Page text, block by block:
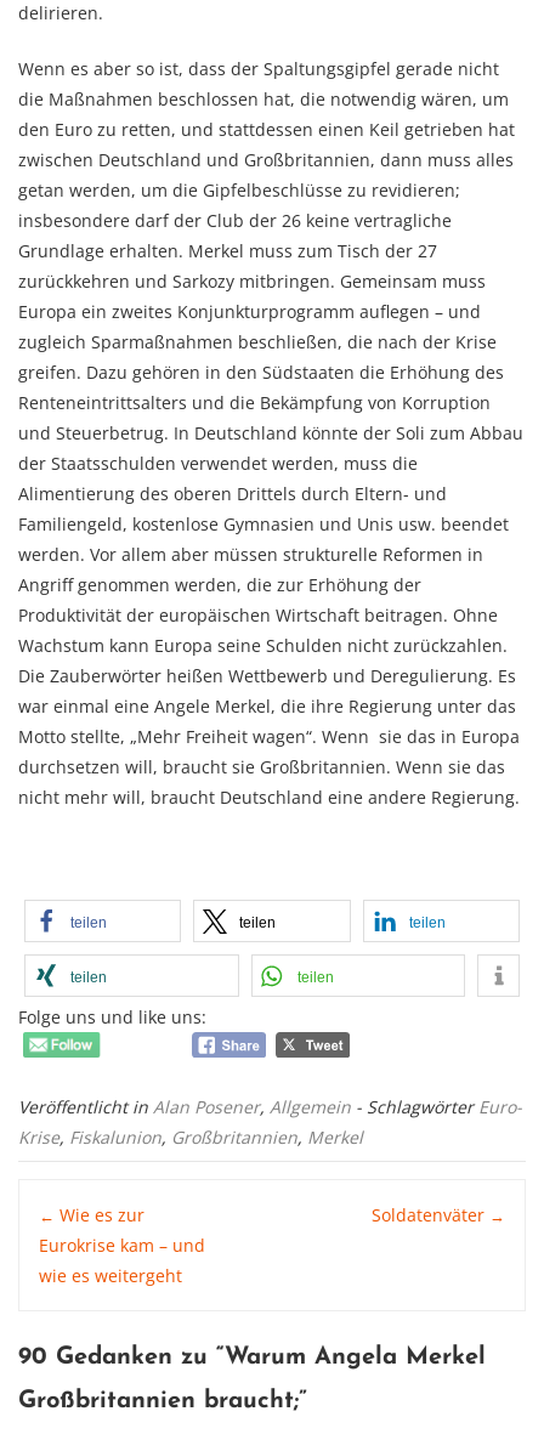
delirieren.
Wenn es aber so ist, dass der Spaltungsgipfel gerade nicht
die Maßnahmen beschlossen hat, die notwendig wären, um
den Euro zu retten, und stattdessen einen Keil getrieben hat
zwischen Deutschland und Großbritannien, dann muss alles
getan werden, um die Gipfelbeschlüsse zu revidieren;
insbesondere darf der Club der 26 keine vertragliche
Grundlage erhalten. Merkel muss zum Tisch der 27
zurückkehren und Sarkozy mitbringen. Gemeinsam muss
Europa ein zweites Konjunkturprogramm auflegen – und
zugleich Sparmaßnahmen beschließen, die nach der Krise
greifen. Dazu gehören in den Südstaaten die Erhöhung des
Renteneintrittsalters und die Bekämpfung von Korruption
und Steuerbetrug. In Deutschland könnte der Soli zum Abbau
der Staatsschulden verwendet werden, muss die
Alimentierung des oberen Drittels durch Eltern- und
Familiengeld, kostenlose Gymnasien und Unis usw. beendet
werden. Vor allem aber müssen strukturelle Reformen in
Angriff genommen werden, die zur Erhöhung der
Produktivität der europäischen Wirtschaft beitragen. Ohne
Wachstum kann Europa seine Schulden nicht zurückzahlen.
Die Zauberwörter heißen Wettbewerb und Deregulierung. Es
war einmal eine Angele Merkel, die ihre Regierung unter das
Motto stellte, „Mehr Freiheit wagen“. Wenn sie das in Europa
durchsetzen will, braucht sie Großbritannien. Wenn sie das
nicht mehr will, braucht Deutschland eine andere Regierung.
teilen teilen teilen
teilen teilen
Folge uns und like uns:
Veröffentlicht in Alan Posener, Allgemein - SchlagwörterEuro-
Krise, Fiskalunion, Großbritannien, Merkel
Post
navigation
← Wie es zur
Eurokrise kam – und
wie es weitergeht
Soldatenväter →
90 Gedanken zu “Warum Angela Merkel
Großbritannien braucht;”